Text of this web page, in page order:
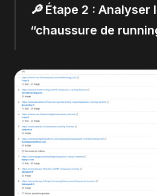
🔎 Étape 2 : Analyser
“chaussure de